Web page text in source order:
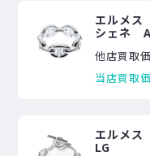
エルメ
シェネ
他店買取
当店買取
エルメ
LG